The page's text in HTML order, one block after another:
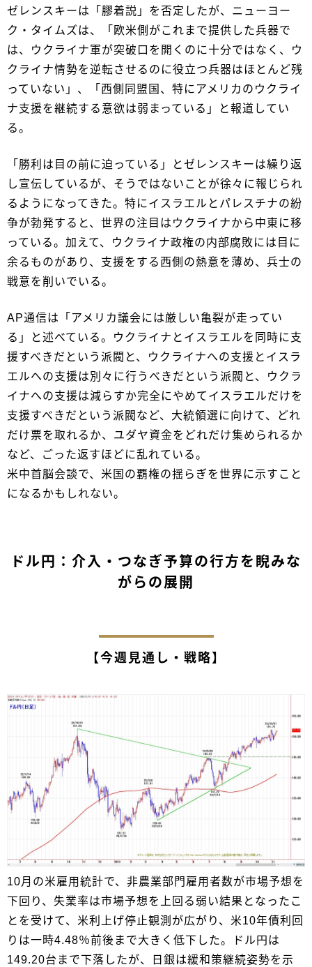
ゼレンスキーは「膠着説」を否定したが、ニューヨー
ク・タイムズは、「欧米側がこれまで提供した兵器で
は、ウクライナ軍が突破口を開くのに十分ではなく、ウ
クライナ情勢を逆転させるのに役立つ兵器はほとんど残
っていない」、「西側同盟国、特にアメリカのウクライ
ナ支援を継続する意欲は弱まっている」と報道してい
る。
「勝利は目の前に迫っている」とゼレンスキーは繰り返
し宣伝しているが、そうではないことが徐々に報じられ
るようになってきた。特にイスラエルとパレスチナの紛
争が勃発すると、世界の注目はウクライナから中東に移
っている。加えて、ウクライナ政権の内部腐敗には目に
余るものがあり、支援をする西側の熱意を薄め、兵士の
戦意を削いでいる。
AP通信は「アメリカ議会には厳しい亀裂が走ってい
る」と述べている。ウクライナとイスラエルを同時に支
援すべきだという派閥と、ウクライナへの支援とイスラ
エルへの支援は別々に行うべきだという派閥と、ウクラ
イナへの支援は減らすか完全にやめてイスラエルだけを
支援すべきだという派閥など、大統領選に向けて、どれ
だけ票を取れるか、ユダヤ資金をどれだけ集められるか
など、ごった返すほどに乱れている。
米中首脳会談で、米国の覇権の揺らぎを世界に示すこと
になるかもしれない。
ドル円：介入・つなぎ予算の行方を睨みな
がらの展開
【今週見通し・戦略】
10月の米雇用統計で、非農業部門雇用者数が市場予想を
下回り、失業率は市場予想を上回る弱い結果となったこ
とを受けて、米利上げ停止観測が広がり、米10年債利回
りは一時4.48％前後まで大きく低下した。ドル円は
149.20台まで下落したが、日銀は緩和策継続姿勢を示